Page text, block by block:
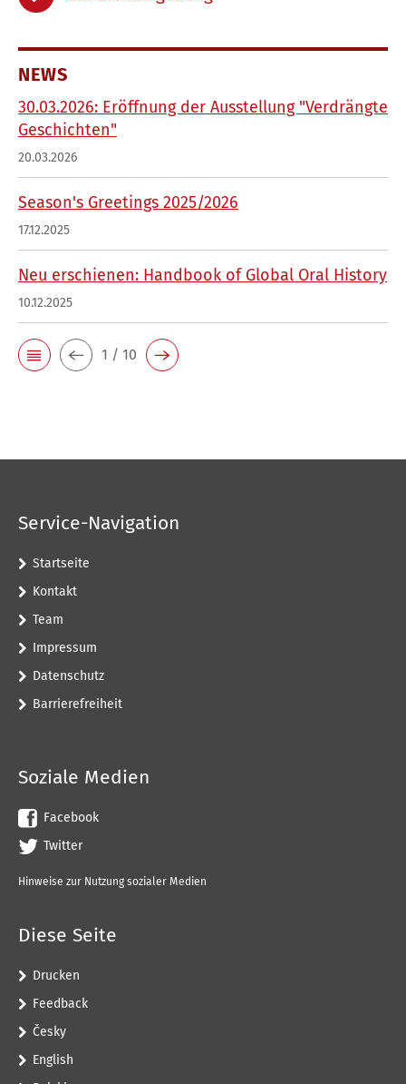
NEWS
30.03.2026: Eröffnung der Ausstellung "Verdrängte
Geschichten"
20.03.2026
Season's Greetings 2025/2026
17.12.2025
Neu erschienen: Handbook of Global Oral History
10.12.2025
1 / 10
Service-Navigation
Startseite
Kontakt
Team
Impressum
Datenschutz
Barrierefreiheit
Soziale Medien
Facebook
Twitter
Hinweise zur Nutzung sozialer Medien
Diese Seite
Drucken
Feedback
Česky
English